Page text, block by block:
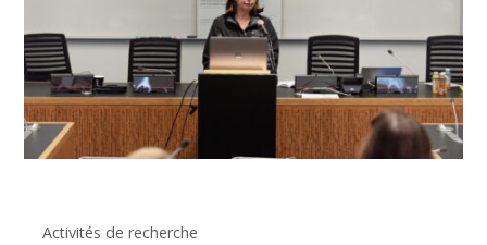
Activités de recherche